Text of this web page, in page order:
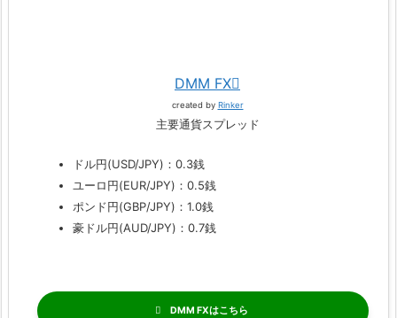
DMM FX
created by Rinker
主要通貨スプレッド
ドル円(USD/JPY)：0.3銭
ユーロ円(EUR/JPY)：0.5銭
ポンド円(GBP/JPY)：1.0銭
豪ドル円(AUD/JPY)：0.7銭
DMM FX